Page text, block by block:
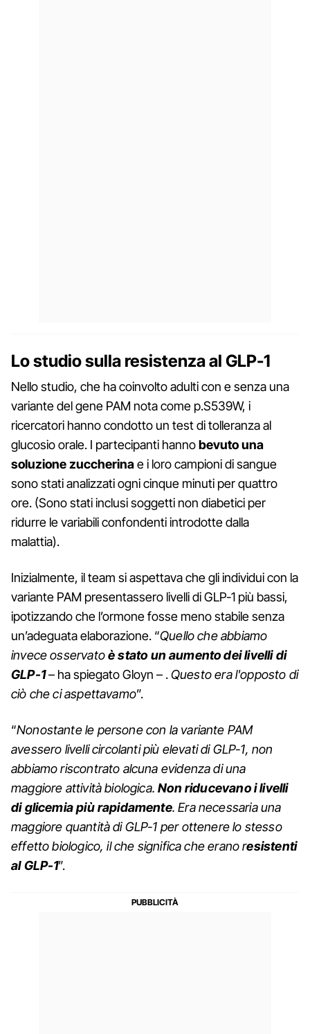
Lo studio sulla resistenza al GLP-1
Nello studio, che ha coinvolto adulti con e senza una
variante del gene PAM nota come p.S539W, i
ricercatori hanno condotto un test di tolleranza al
glucosio orale. I partecipanti hannobevuto una
soluzione zuccherinae i loro campioni di sangue
sono stati analizzati ogni cinque minuti per quattro
ore. (Sono stati inclusi soggetti non diabetici per
ridurre le variabili confondenti introdotte dalla
malattia).
Inizialmente, il team si aspettava che gli individui con la
variante PAM presentassero livelli di GLP-1 più bassi,
ipotizzando che l’ormone fosse meno stabile senza
un’adeguata elaborazione. “Quello che abbiamo
invece osservatoè stato un aumento dei livelli di
GLP-1– ha spiegato Gloyn – .Questo era l'opposto di
ciò che ci aspettavamo”.
“Nonostante le persone con la variante PAM
avessero livelli circolanti più elevati di GLP-1, non
abbiamo riscontrato alcuna evidenza di una
maggiore attività biologica.Non riducevano i livelli
di glicemia più rapidamente. Era necessaria una
maggiore quantità di GLP-1 per ottenere lo stesso
effetto biologico, il che significa che erano resistenti
al GLP-1”.